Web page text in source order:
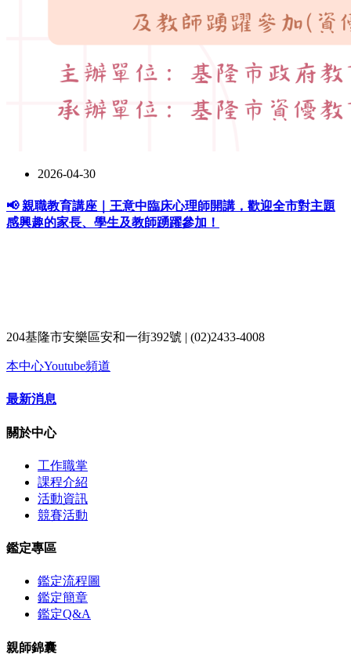
2026-04-30
📢 親職教育講座｜王意中臨床心理師開講，歡迎全市對主題
感興趣的家長、學生及教師踴躍參加！
204基隆市安樂區安和一街392號 | (02)2433-4008
本中心Youtube頻道
最新消息
關於中心
工作職掌
課程介紹
活動資訊
競賽活動
鑑定專區
鑑定流程圖
鑑定簡章
鑑定Q&A
親師錦囊